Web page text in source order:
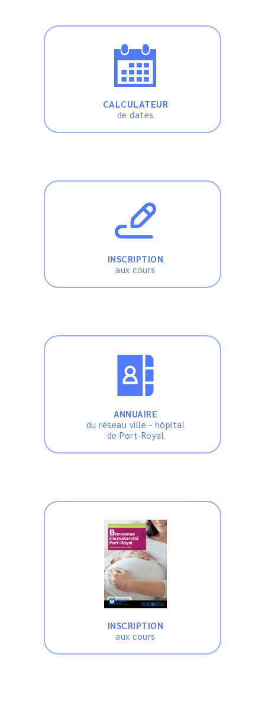
CALCULATEUR
de dates
INSCRIPTION
aux cours
ANNUAIRE
du réseau ville - hôpital
de Port-Royal
INSCRIPTION
aux cours